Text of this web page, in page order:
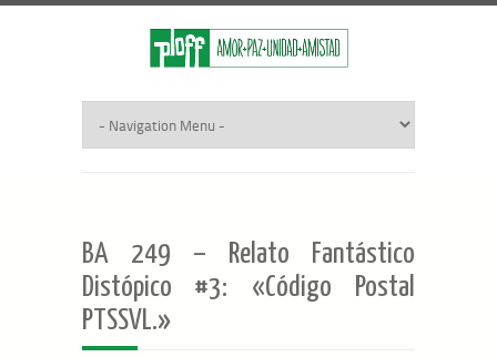
BA 249 – Relato Fantástico
Distópico #3: «Código Postal
PTSSVL.»